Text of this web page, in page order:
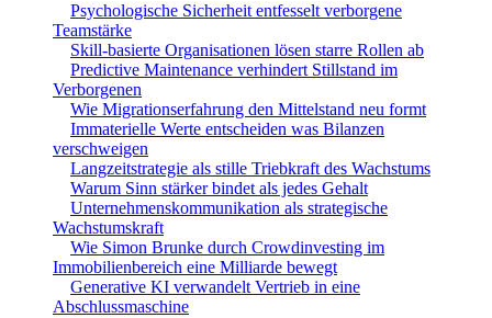
Psychologische Sicherheit entfesselt verborgene
Teamstärke
Skill-basierte Organisationen lösen starre Rollen ab
Predictive Maintenance verhindert Stillstand im
Verborgenen
Wie Migrationserfahrung den Mittelstand neu formt
Immaterielle Werte entscheiden was Bilanzen
verschweigen
Langzeitstrategie als stille Triebkraft des Wachstums
Warum Sinn stärker bindet als jedes Gehalt
Unternehmenskommunikation als strategische
Wachstumskraft
Wie Simon Brunke durch Crowdinvesting im
Immobilienbereich eine Milliarde bewegt
Generative KI verwandelt Vertrieb in eine
Abschlussmaschine